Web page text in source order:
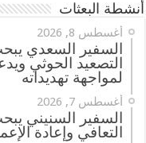
أنشطة البعثات
أغسطس 8, 2026
السفير السعدي
التصعيد الحوثي
لمواجهة تهديداته
أغسطس 7, 2026
السفير السنيني
التعافي وإعادة